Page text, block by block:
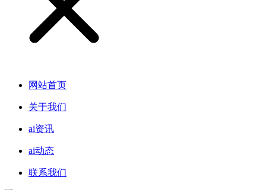
网站首页
关于我们
ai资讯
ai动态
联系我们